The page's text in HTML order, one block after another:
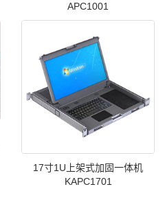
APC1001
17寸1U上架式加固一体机
KAPC1701